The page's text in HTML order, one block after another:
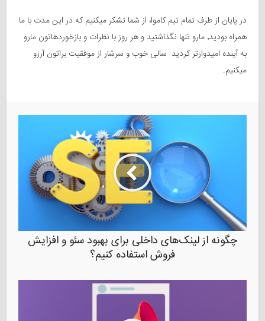
در پایان از طرف تمام تیم کاموا، از شما تشکر میکنیم که در این مدت با ما
همراه بودید٬ مارو تنها نگذاشتید و هر روز با نظرات و بازخوردهاتون مارو
به آینده امیدوارتر کردید. سالی خوب و سرشار از موفقیت براتون آرزو
میکنیم.
چگونه از لینک‌های داخلی برای بهبود سئو و افزایش
فروش استفاده کنیم؟